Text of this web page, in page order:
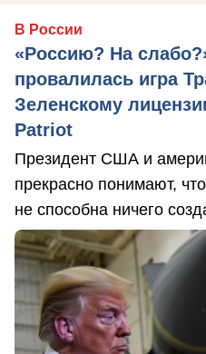
В России
«Россию? На
провалилась игра
Зеленскому
Patriot
Президент США и
прекрасно понимают,
не способна ничего